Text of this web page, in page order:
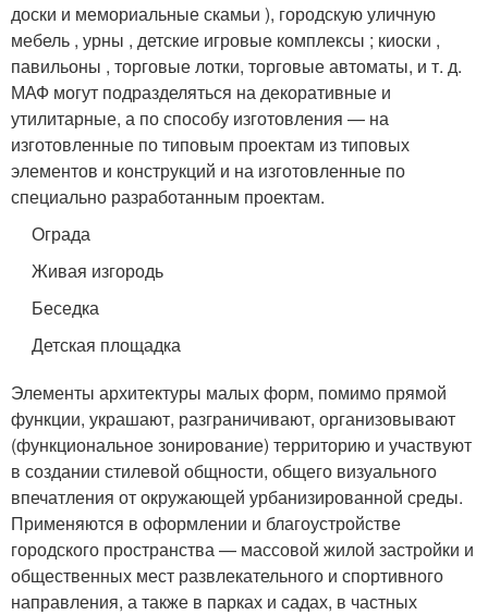
доски и мемориальные скамьи ), городскую уличную
мебель , урны , детские игровые комплексы ; киоски ,
павильоны , торговые лотки, торговые автоматы, и т. д.
МАФ могут подразделяться на декоративные и
утилитарные, а по способу изготовления — на
изготовленные по типовым проектам из типовых
элементов и конструкций и на изготовленные по
специально разработанным проектам.
Ограда
Живая изгородь
Беседка
Детская площадка
Элементы архитектуры малых форм, помимо прямой
функции, украшают, разграничивают, организовывают
(функциональное зонирование) территорию и участвуют
в создании стилевой общности, общего визуального
впечатления от окружающей урбанизированной среды.
Применяются в оформлении и благоустройстве
городского пространства — массовой жилой застройки и
общественных мест развлекательного и спортивного
направления, а также в парках и садах, в частных